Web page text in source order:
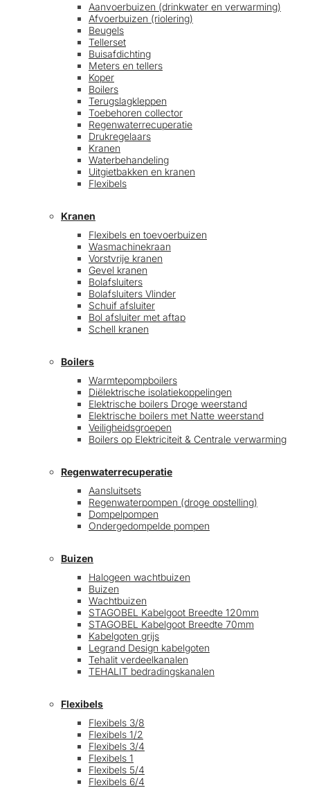
Aanvoerbuizen (drinkwater en verwarming)
Afvoerbuizen (riolering)
Beugels
Tellerset
Buisafdichting
Meters en tellers
Koper
Boilers
Terugslagkleppen
Toebehoren collector
Regenwaterrecuperatie
Drukregelaars
Kranen
Waterbehandeling
Uitgietbakken en kranen
Flexibels
Kranen
Flexibels en toevoerbuizen
Wasmachinekraan
Vorstvrije kranen
Gevel kranen
Bolafsluiters
Bolafsluiters Vlinder
Schuif afsluiter
Bol afsluiter met aftap
Schell kranen
Boilers
Warmtepompboilers
Diëlektrische isolatiekoppelingen
Elektrische boilers Droge weerstand
Elektrische boilers met Natte weerstand
Veiligheidsgroepen
Boilers op Elektriciteit & Centrale verwarming
Regenwaterrecuperatie
Aansluitsets
Regenwaterpompen (droge opstelling)
Dompelpompen
Ondergedompelde pompen
Buizen
Halogeen wachtbuizen
Buizen
Wachtbuizen
STAGOBEL Kabelgoot Breedte 120mm
STAGOBEL Kabelgoot Breedte 70mm
Kabelgoten grijs
Legrand Design kabelgoten
Tehalit verdeelkanalen
TEHALIT bedradingskanalen
Flexibels
Flexibels 3/8
Flexibels 1/2
Flexibels 3/4
Flexibels 1
Flexibels 5/4
Flexibels 6/4